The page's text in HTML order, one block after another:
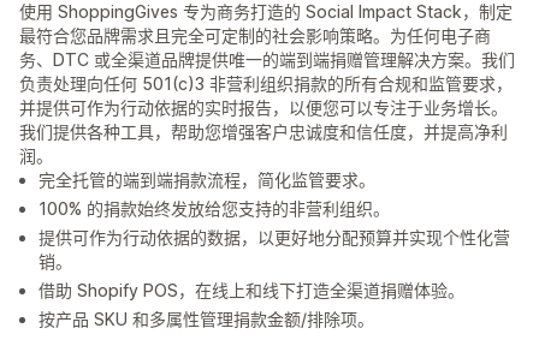
使用 ShoppingGives 专为商务打造的 Social Impact Stack，制定
最符合您品牌需求且完全可定制的社会影响策略。为任何电子商
务、DTC 或全渠道品牌提供唯一的端到端捐赠管理解决方案。我们
负责处理向任何 501(c)3 非营利组织捐款的所有合规和监管要求，
并提供可作为行动依据的实时报告，以便您可以专注于业务增长。
我们提供各种工具，帮助您增强客户忠诚度和信任度，并提高净利
润。
完全托管的端到端捐款流程，简化监管要求。
100% 的捐款始终发放给您支持的非营利组织。
提供可作为行动依据的数据，以更好地分配预算并实现个性化营
销。
借助 Shopify POS，在线上和线下打造全渠道捐赠体验。
按产品 SKU 和多属性管理捐款金额/排除项。